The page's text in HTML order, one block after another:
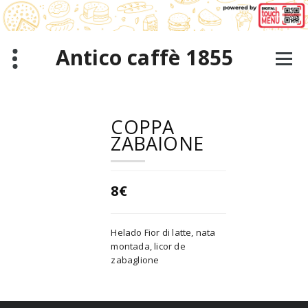
Saltar
al
contenido
Antico caffè 1855
COPPA
ZABAIONE
8€
Helado Fior di latte, nata
montada, licor de
zabaglione